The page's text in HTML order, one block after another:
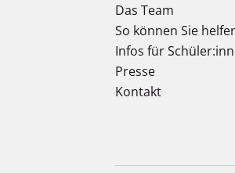
Das Team
So können Sie
Infos für
Presse
Kontakt